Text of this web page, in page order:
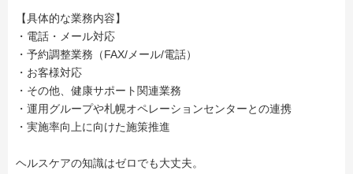
【具体的な業務内容】
・電話・メール対応
・予約調整業務（FAX/メール/電話）
・お客様対応
・その他、健康サポート関連業務
・運用グループや札幌オペレーションセンターとの連携
・実施率向上に向けた施策推進
ヘルスケアの知識はゼロでも大丈夫。